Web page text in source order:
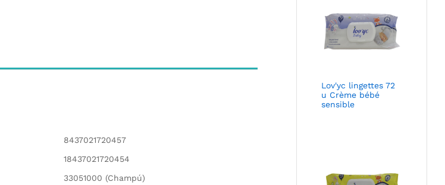
8437021720457
18437021720454
33051000 (Champú)
Lov'yc lingettes 72
u Crème bébé
sensible